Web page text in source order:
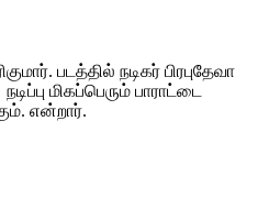
படத்தில் நடிகர் பிரபுதேவா
மிகப்பெரும் பாராட்டை
என்றார்.